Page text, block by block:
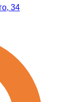
34